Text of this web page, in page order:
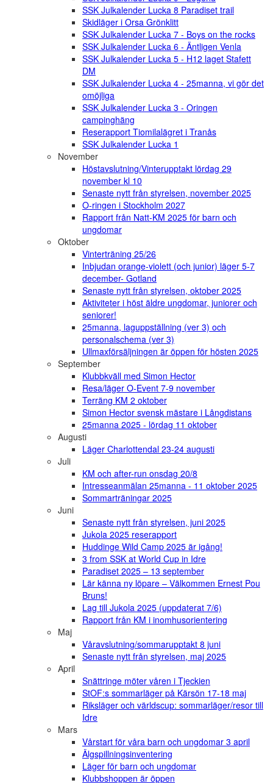
SSK Julkalender Lucka 8 Paradiset trail
Skidläger i Orsa Grönklitt
SSK Julkalender Lucka 7 - Boys on the rocks
SSK Julkalender Lucka 6 - Äntligen Venla
SSK Julkalender Lucka 5 - H12 laget Stafett
DM
SSK Julkalender Lucka 4 - 25manna, vi gör det
omöjliga
SSK Julkalender Lucka 3 - Oringen
campinghäng
Reserapport Tiomilalägret i Tranås
SSK Julkalender Lucka 1
November
Höstavslutning/Vinterupptakt lördag 29
november kl 10
Senaste nytt från styrelsen, november 2025
O-ringen i Stockholm 2027
Rapport från Natt-KM 2025 för barn och
ungdomar
Oktober
Vinterträning 25/26
Inbjudan orange-violett (och junior) läger 5-7
december- Gotland
Senaste nytt från styrelsen, oktober 2025
Aktiviteter i höst äldre ungdomar, juniorer och
seniorer!
25manna, laguppställning (ver 3) och
personalschema (ver 3)
Ullmaxförsäljningen är öppen för hösten 2025
September
Klubbkväll med Simon Hector
Resa/läger O-Event 7-9 november
Terräng KM 2 oktober
Simon Hector svensk mästare i Långdistans
25manna 2025 - lördag 11 oktober
Augusti
Läger Charlottendal 23-24 augusti
Juli
KM och after-run onsdag 20/8
Intresseanmälan 25manna - 11 oktober 2025
Sommarträningar 2025
Juni
Senaste nytt från styrelsen, juni 2025
Jukola 2025 reserapport
Huddinge Wild Camp 2025 är igång!
3 from SSK at World Cup in Idre
Paradiset 2025 – 13 september
Lär känna ny löpare – Välkommen Ernest Pou
Bruns!
Lag till Jukola 2025 (uppdaterat 7/6)
Rapport från KM i inomhusorientering
Maj
Våravslutning/sommarupptakt 8 juni
Senaste nytt från styrelsen, maj 2025
April
Snättringe möter våren i Tjeckien
StOF:s sommarläger på Kärsön 17-18 maj
Riksläger och världscup: sommarläger/resor till
Idre
Mars
Vårstart för våra barn och ungdomar 3 april
Älgspillningsinventering
Läger för barn och ungdomar
Klubbshoppen är öppen